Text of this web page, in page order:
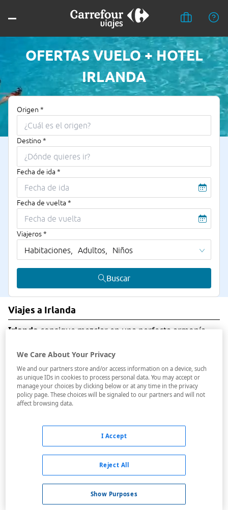
OFERTAS VUELO + HOTEL
IRLANDA
Origen *
Destino *
Fecha de ida *
Fecha de vuelta *
Viajeros *
Habitaciones, Adultos, Niños
Buscar
Viajes a Irlanda
Irlanda consigue mezclar en una perfecta armonía
lasO'Conell Street y Grafton Street de Dublín
disfruta de una pinta en cualquiera de los numerosos
pubs deTemple Bar, deja que te muestren cómo
consiguen ese inigualable sabor en la antigua fábrica
de Guinness. ¿Te apetece realizar un viaje diferente?
Con Viajes Carrefour encontrarás una buena
combinación de vuelos y hotel a muy buen precio, así
que solo tienes que pensar en empezar a disfrutar de
Los viajes a Irlanda, ahora mucho más baratos
No te preocupes, nuestro buscador
We Care About Your Privacy
We and our partners store and/or access information on a device, such
as unique IDs in cookies to process personal data. You may accept or
manage your choices by clicking below or at any time in the privacy
policy page. These choices will be signaled to our partners and will not
affect browsing data.
Show Purposes
Reject All
I Accept